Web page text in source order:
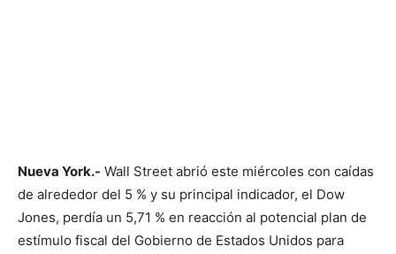
Nueva York.- Wall Street abrió este miércoles con caídas
de alrededor del 5 % y su principal indicador, el Dow
Jones, perdía un 5,71 % en reacción al potencial plan de
estímulo fiscal del Gobierno de Estados Unidos para